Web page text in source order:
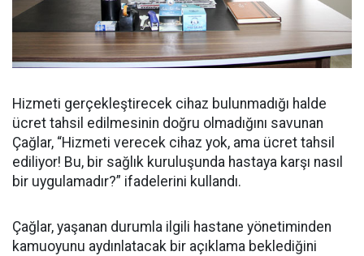
Hizmeti gerçekleştirecek cihaz bulunmadığı halde
ücret tahsil edilmesinin doğru olmadığını savunan
Çağlar, “Hizmeti verecek cihaz yok, ama ücret tahsil
ediliyor! Bu, bir sağlık kuruluşunda hastaya karşı nasıl
bir uygulamadır?” ifadelerini kullandı.
Çağlar, yaşanan durumla ilgili hastane yönetiminden
kamuoyunu aydınlatacak bir açıklama beklediğini